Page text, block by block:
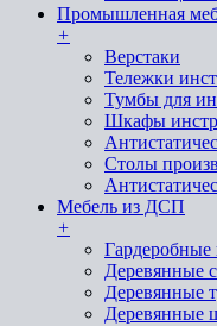
Промышленная
+
Верстаки
Тележки
Тумбы для
Шкафы
Столы
Мебель из ДСП
+
Деревянные
Деревянные
Деревянные